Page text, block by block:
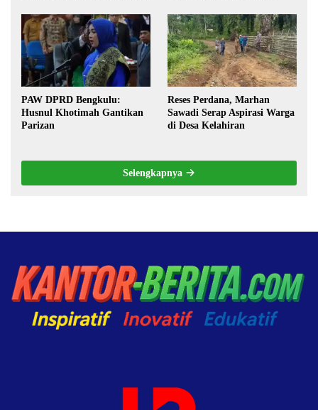
Pilkada oleh DPRD
PAW DPRD Bengkulu:
Husnul Khotimah Gantikan
Parizan
Reses Perdana, Marhan
Sawadi Serap Aspirasi Warga
di Desa Kelahiran
Selengkapnya